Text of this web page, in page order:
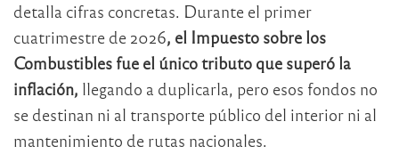
detalla cifras concretas. Durante el primer
cuatrimestre de 2026, el Impuesto sobre los
Combustibles fue el único tributo que superó la
inflación, llegando a duplicarla, pero esos fondos no
se destinan ni al transporte público del interior ni al
mantenimiento de rutas nacionales.